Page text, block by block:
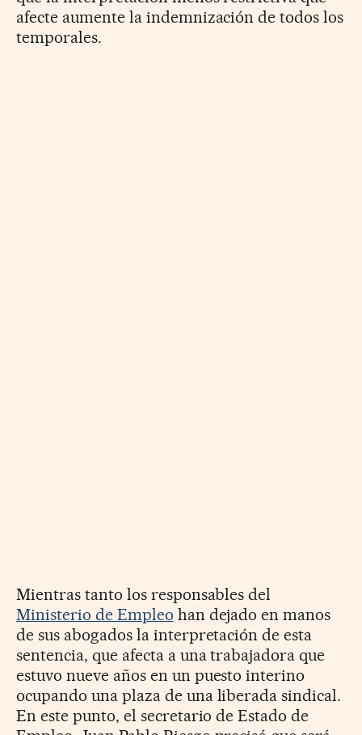
afecte aumente la indemnización de todos los
temporales.
Mientras tanto los responsables del
Ministerio de Empleo han dejado en manos
de sus abogados la interpretación de esta
sentencia, que afecta a una trabajadora que
estuvo nueve años en un puesto interino
ocupando una plaza de una liberada sindical.
En este punto, el secretario de Estado de